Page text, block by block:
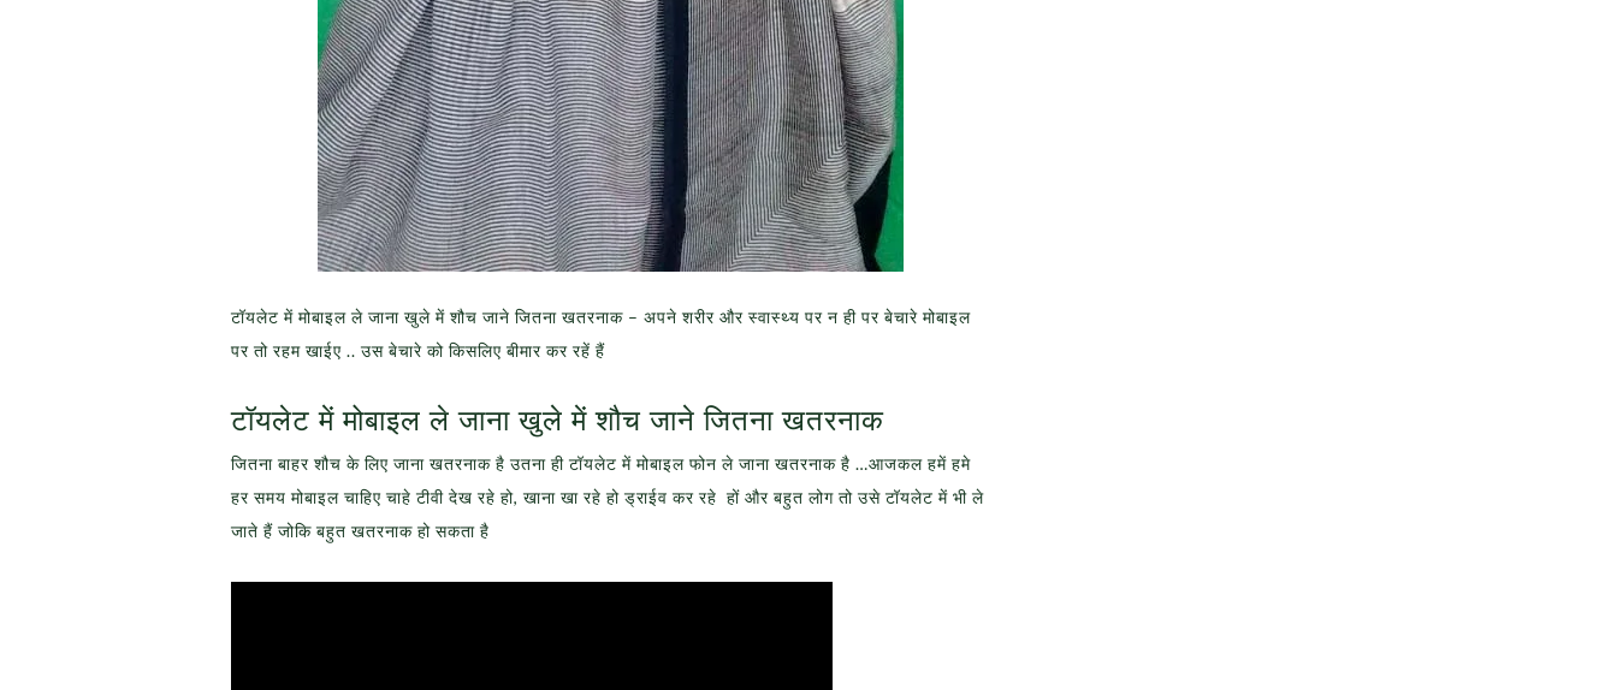
टॉयलेट में मोबाइल ले जाना खुले में शौच जाने जितना खतरनाक – अपने शरीर और स्वास्थ्य पर न ही पर बेचारे मोबाइल
पर तो रहम खाईए .. उस बेचारे को किसलिए बीमार कर रहें हैं
टॉयलेट में मोबाइल ले जाना खुले में शौच जाने जितना खतरनाक
जितना बाहर शौच के लिए जाना खतरनाक है उतना ही टॉयलेट में मोबाइल फोन ले जाना खतरनाक है …आजकल हमें हमे
हर समय मोबाइल चाहिए चाहे टीवी देख रहे हो, खाना खा रहे हो ड्राईव कर रहे हों और बहुत लोग तो उसे टॉयलेट में भी ले
जाते हैं जोकि बहुत खतरनाक हो सकता है